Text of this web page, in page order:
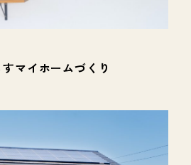
マイホームづくり